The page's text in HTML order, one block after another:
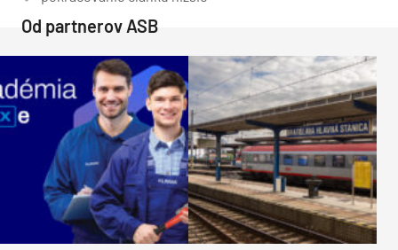
Od partnerov ASB